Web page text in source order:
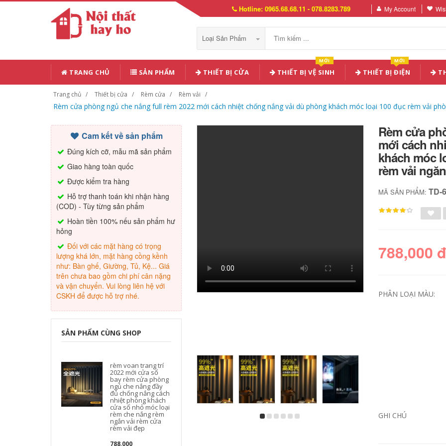
Hotline: 0965.68.68.11 - 078.8283.789 My Account
Loại Sản Phẩm
TRANG CHỦ SẢN PHẨM THIẾT BỊ CỬA THIẾT BỊ VỆ SINH
MỚI
THIẾT BỊ ĐIỆN
MỚI
Trang chủ Thiết bị cửa Rèm cửa Rèm vải
Rèm cửa phòng ngủ che nắng full rèm 2022 mới cách nhiệt chống nắng vải dù phòng khách móc loại 100 đục rèm vải
Cam kết về sản phẩm
Đúng kích cỡ, mẫu mã sản phẩm
Giao hàng toàn quốc
Được kiểm tra hàng
Hỗ trợ thanh toán khi nhận hàng
(COD) - Tùy từng sản phẩm
Hoàn tiền 100% nếu sản phẩm hư
hỏng
Đối với các mặt hàng có trọng
lượng khá lớn, mặt hàng cồng kềnh
như: Bàn ghế, Giường, Tủ, Kệ... Giá
trên chưa bao gồm chi phí cân nặng
và vận chuyển. Vui lòng liên hệ với
CSKH để được hỗ trợ nhé.
SẢN PHẨM CÙNG SHOP
rèm voan trang trí
2022 mới cửa sổ
bay rèm cửa phòng
ngủ che nắng đầy
đủ chống nắng cách
nhiệt phòng khách
cửa sổ nhỏ móc loại
rèm che nắng rèm
ngắn vải rèm cửa
rèm vải đẹp
788,000
Rèm cửa
mới cách
khách móc
rèm vải
MÃ SẢN PHẨM:TD-
788,000 đ
PHÂN LOẠI MÀU:
GHI CHÚ